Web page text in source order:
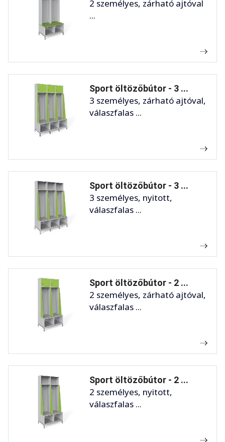
2 személyes, zárható ajtóval
...
Sport öltözőbútor - 3 ...
3 személyes, zárható ajtóval,
válaszfalas ...
Sport öltözőbútor - 3 ...
3 személyes, nyitott,
válaszfalas ...
Sport öltözőbútor - 2 ...
2 személyes, zárható ajtóval,
válaszfalas ...
Sport öltözőbútor - 2 ...
2 személyes, nyitott,
válaszfalas ...